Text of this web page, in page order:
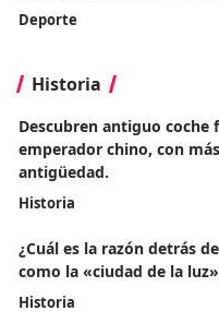
Deporte
Historia
Descubren antiguo coche
emperador chino, con
antigüedad.
Historia
¿Cuál es la razón detrás
como la «ciudad de la
Historia